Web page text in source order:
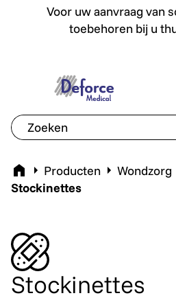
Voor uw aanvraag van
toebehoren bij u
Voor uw aanvraag van
deforce.togglemenu
Home Producten Wondzorg
Stockinettes
Stockinettes